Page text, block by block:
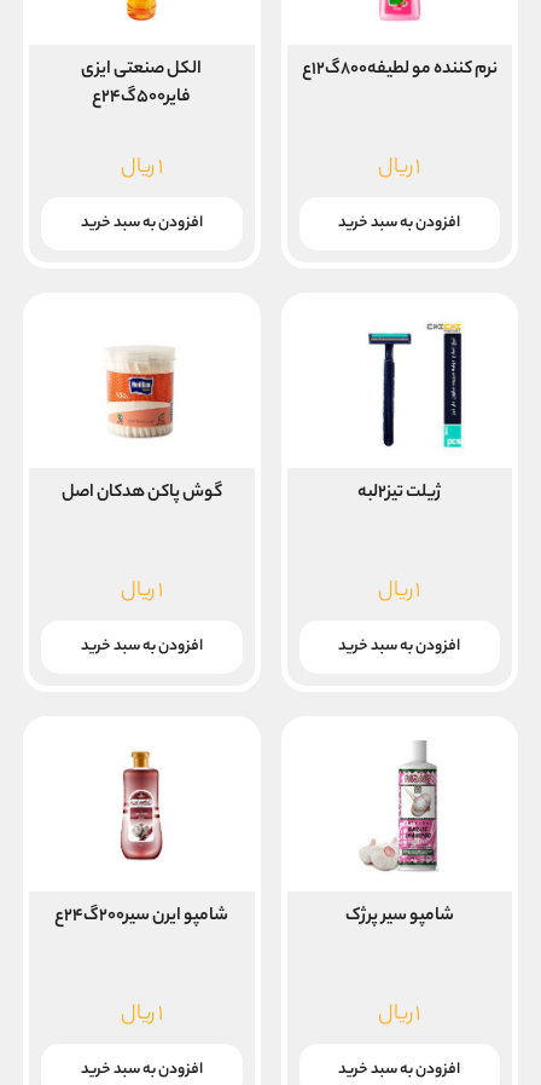
نرم کننده مو لطیفه۸۰۰گ۱۲ع
۱ریال
افزودن به سبد خرید
الکل صنعتی ایزی
فایر۵۰۰گ۲۴ع
۱ریال
افزودن به سبد خرید
ژیلت تیز۲لبه
۱ریال
افزودن به سبد خرید
گوش پاکن هدکان اصل
۱ریال
افزودن به سبد خرید
شامپو سیر پرژک
۱ریال
افزودن به سبد خرید
شامپو ایرن سیر۲۰۰گ۲۴ع
۱ریال
افزودن به سبد خرید